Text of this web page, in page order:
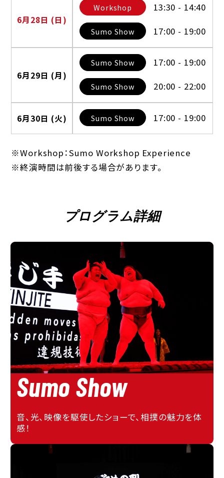
6月28日 (日)
Workshop 13:30 - 14:40
Sumo Show 17:00 - 19:00
6月29日 (月)
Sumo Show 17:00 - 19:00
Sumo Show 20:00 - 22:00
6月30日 (火) Sumo Show 17:00 - 19:00
※Workshop：Sumo Workshop Experience
※終演時間は前後する場合があります。
プログラム詳細
Sumo Show
音、光、映像を駆使したショーで、相撲の魅力を体
感！